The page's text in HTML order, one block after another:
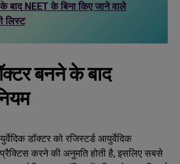
बाद NEET के बिना किए जाने वाले
लिस्ट
बनने के बाद
डॉक्टर को रजिस्टर्ड आयुर्वेदिक
करने की अनुमति होती है, इसलिए सबसे